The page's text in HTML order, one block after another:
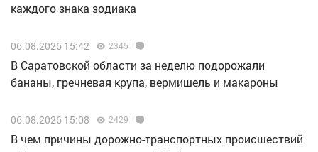
каждого знака зодиака
06.08.2026 15:42 2345
В Саратовской области за неделю подорожали
бананы, гречневая крупа, вермишель и макароны
06.08.2026 15:08 2429
В чем причины дорожно-транспортных происшествий